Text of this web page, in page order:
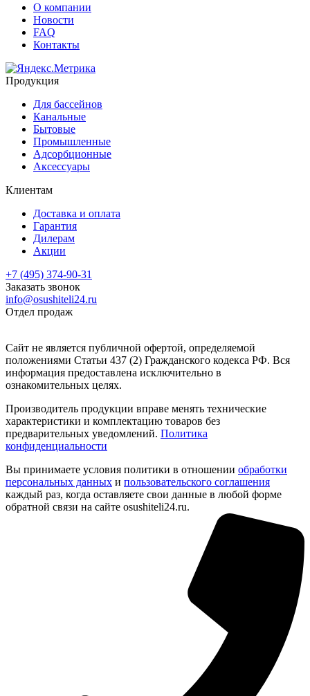
О компании
Новости
FAQ
Контакты
Продукция
Для бассейнов
Канальные
Бытовые
Промышленные
Адсорбционные
Аксессуары
Клиентам
Доставка и оплата
Гарантия
Дилерам
Акции
+7 (495) 374-90-31
Заказать звонок
info@osushiteli24.ru
Отдел продаж
Сайт не является публичной офертой, определяемой
положениями Статьи 437 (2) Гражданского кодекса РФ. Вся
информация предоставлена исключительно в
ознакомительных целях.
Производитель продукции вправе менять технические
характеристики и комплектацию товаров без
предварительных уведомлений. Политика
конфиденциальности
Вы принимаете условия политики в отношении обработки
персональных данных и пользовательского соглашения
каждый раз, когда оставляете свои данные в любой форме
обратной связи на сайте osushiteli24.ru.